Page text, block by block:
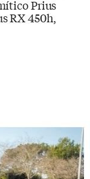
Prius
RX 450h,